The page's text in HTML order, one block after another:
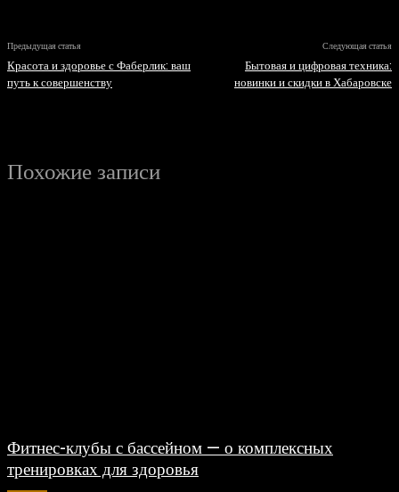
Предыдущая статья
Красота и здоровье с Фаберлик: ваш
путь к совершенству
Следующая статья
Бытовая и цифровая техника:
новинки и скидки в Хабаровске
Похожие записи
Фитнес-клубы с бассейном — о комплексных
тренировках для здоровья